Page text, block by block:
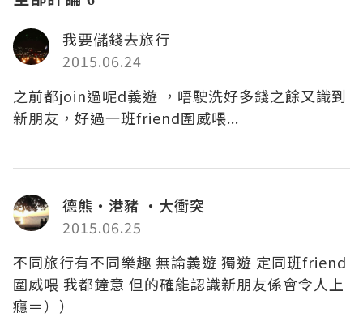
我要儲錢去旅行
2015.06.24
之前都join過呢d義遊 ，唔駛洗好多錢之餘又識到
新朋友，好過一班friend圍威喂...
德熊・港豬 ・大衝突
2015.06.25
不同旅行有不同樂趣 無論義遊 獨遊 定同班friend
圍威喂 我都鐘意 但的確能認識新朋友係會令人上
癮＝））